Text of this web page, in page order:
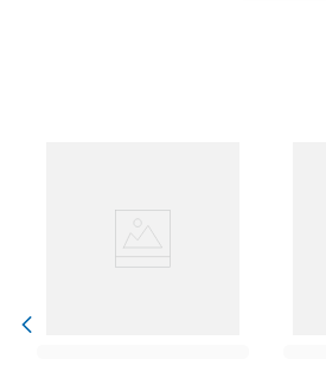
protetor térmico, facilitador